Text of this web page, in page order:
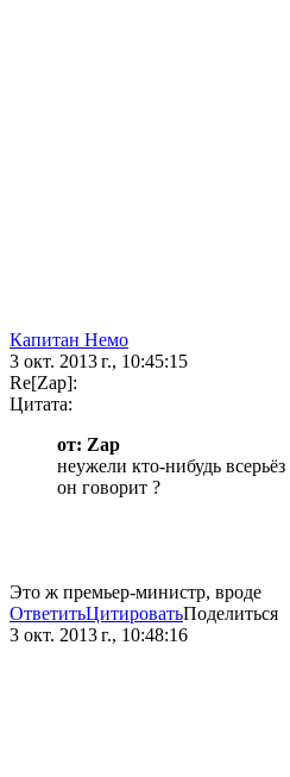
Капитан Немо
3 окт. 2013 г., 10:45:15
Re[Zap]:
Цитата:
от: Zap
неужели кто-нибудь
он говорит ?
Это ж премьер-министр, вроде
ОтветитьЦитироватьПоделиться
3 окт. 2013 г., 10:48:16